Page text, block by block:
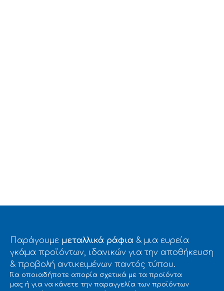
Παράγουμε μεταλλικά ράφια & μια ευρεία
γκάμα προϊόντων, ιδανικών για την αποθήκευση
& προβολή αντικειμένων παντός τύπου.
Για οποιαδήποτε απορία σχετικά με τα προϊόντα
μας ή για να κάνετε την παραγγελία των προϊόντων